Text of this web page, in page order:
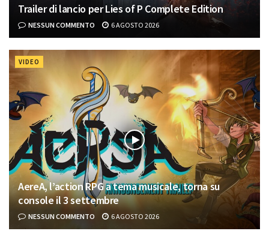
Trailer di lancio per Lies of P Complete Edition
NESSUN COMMENTO 6 AGOSTO 2026
VIDEO
AereA, l’action RPG a tema musicale, torna su
console il 3 settembre
NESSUN COMMENTO 6 AGOSTO 2026